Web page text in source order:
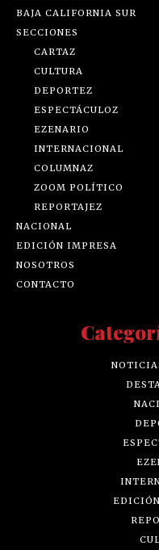
BAJA CALIFORNIA SUR
SECCIONES
CARTAZ
CULTURA
DEPORTEZ
ESPECTÁCULOZ
EZENARIO
INTERNACIONAL
COLUMNAZ
ZOOM POLÍTICO
REPORTAJEZ
NACIONAL
EDICIÓN IMPRESA
NOSOTROS
CONTACTO